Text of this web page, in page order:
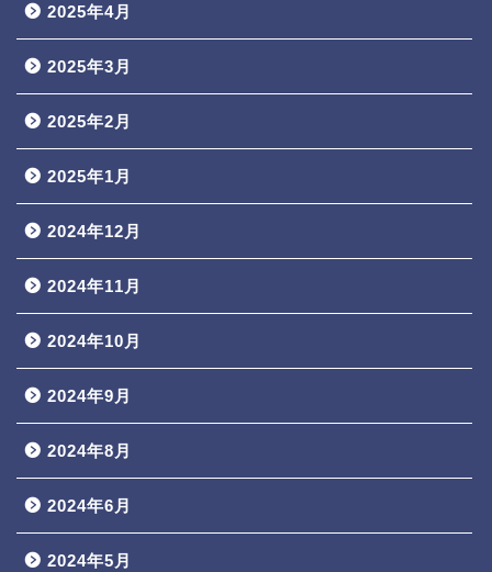
2025年4月
2025年3月
2025年2月
2025年1月
2024年12月
2024年11月
2024年10月
2024年9月
2024年8月
2024年6月
2024年5月